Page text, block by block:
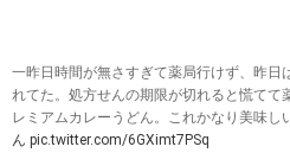
一昨日時間が無さすぎて薬局行けず、昨日
れてた。処方せんの期限が切れると慌てて
レミアムカレーうどん。これかなり美味し
ん pic.twitter.com/6GXimt7PSq